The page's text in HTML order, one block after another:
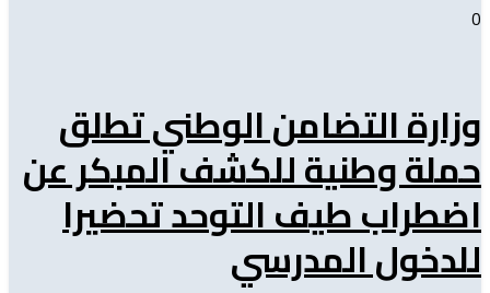
0
وزارة التضامن الوطني تطلق
حملة وطنية للكشف المبكر عن
اضطراب طيف التوحد تحضيرا
للدخول المدرسي